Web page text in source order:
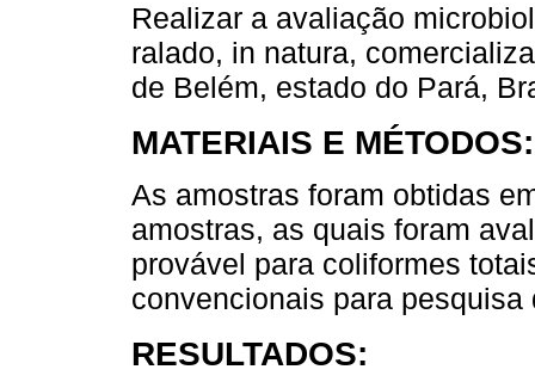
Realizar a avaliação
ralado, in natura,
de Belém, estado do Pará,
MATERIAIS E MÉTODOS:
As amostras foram obtidas
amostras, as quais foram
provável para coliformes
convencionais para
RESULTADOS: